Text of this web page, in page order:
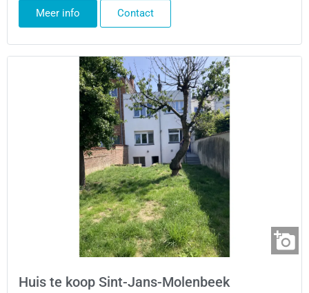
Meer info Contact
Huis te koop Sint-Jans-Molenbeek